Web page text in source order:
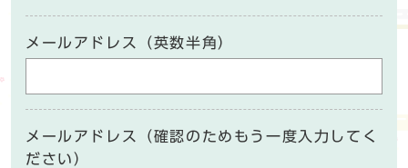
メールアドレス（英数半角）
メールアドレス（確認のためもう一度入力してく
ださい）